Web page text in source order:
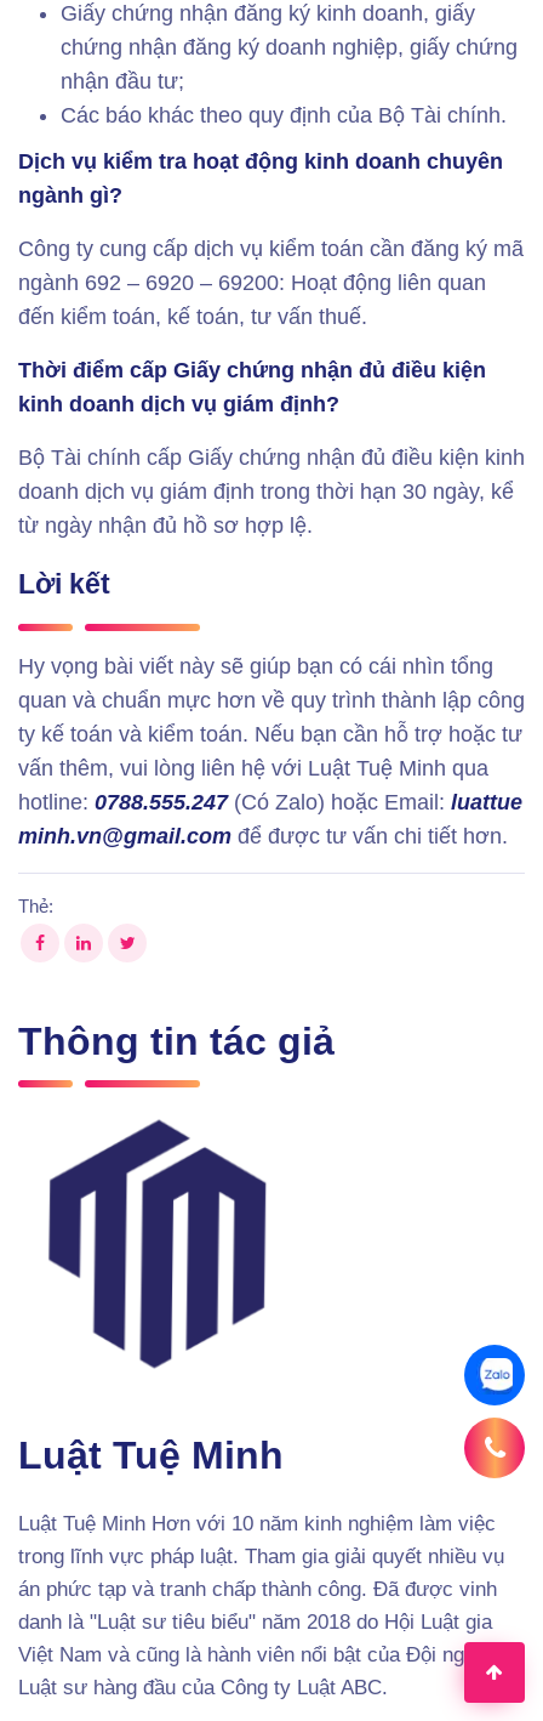
Giấy chứng nhận đăng ký kinh doanh, giấy
chứng nhận đăng ký doanh nghiệp, giấy chứng
nhận đầu tư;
Các báo khác theo quy định của Bộ Tài chính.
Dịch vụ kiểm tra hoạt động kinh doanh chuyên
ngành gì?
Công ty cung cấp dịch vụ kiểm toán cần đăng ký mã
ngành 692 – 6920 – 69200: Hoạt động liên quan
đến kiểm toán, kế toán, tư vấn thuế.
Thời điểm cấp Giấy chứng nhận đủ điều kiện
kinh doanh dịch vụ giám định?
Bộ Tài chính cấp Giấy chứng nhận đủ điều kiện kinh
doanh dịch vụ giám định trong thời hạn 30 ngày, kể
từ ngày nhận đủ hồ sơ hợp lệ.
Lời kết
Hy vọng bài viết này sẽ giúp bạn có cái nhìn tổng
quan và chuẩn mực hơn về quy trình thành lập công
ty kế toán và kiểm toán. Nếu bạn cần hỗ trợ hoặc tư
vấn thêm, vui lòng liên hệ với Luật Tuệ Minh qua
hotline: 0788.555.247(Có Zalo) hoặc Email: luattue
minh.vn@gmail.com để được tư vấn chi tiết hơn.
Thẻ:
Thông tin tác giả
Luật Tuệ Minh
Luật Tuệ Minh Hơn với 10 năm kinh nghiệm làm việc
trong lĩnh vực pháp luật. Tham gia giải quyết nhiều vụ
án phức tạp và tranh chấp thành công. Đã được vinh
danh là "Luật sư tiêu biểu" năm 2018 do Hội Luật gia
Việt Nam và cũng là hành viên nổi bật của Đội ngũ
Luật sư hàng đầu của Công ty Luật ABC.